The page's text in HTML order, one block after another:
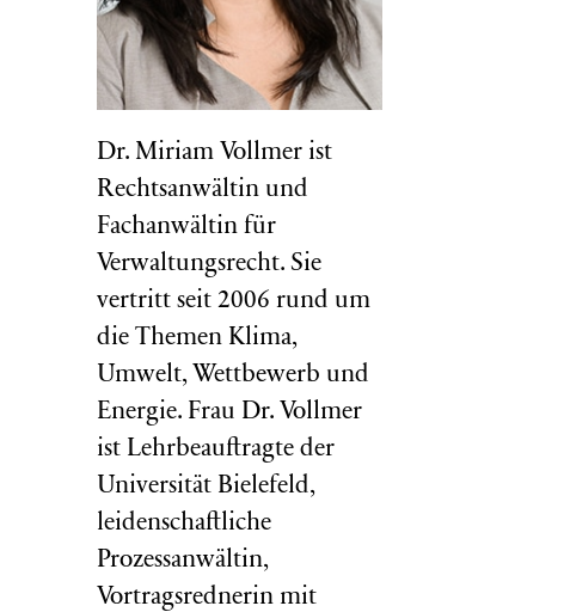
Dr. Miriam Vollmer ist
Rechtsanwältin und
Fachanwältin für
Verwaltungsrecht. Sie
vertritt seit 2006 rund um
die Themen Klima,
Umwelt, Wettbewerb und
Energie. Frau Dr. Vollmer
ist Lehrbeauftragte der
Universität Bielefeld,
leidenschaftliche
Prozessanwältin,
Vortragsrednerin mit